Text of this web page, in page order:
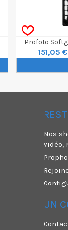
Profoto
151,05 €
Nos
vidéo,
UN